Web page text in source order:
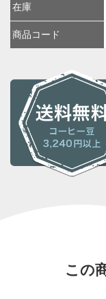
在庫
商品コード
この